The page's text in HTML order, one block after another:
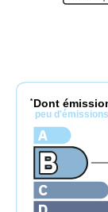
* Dont
peu